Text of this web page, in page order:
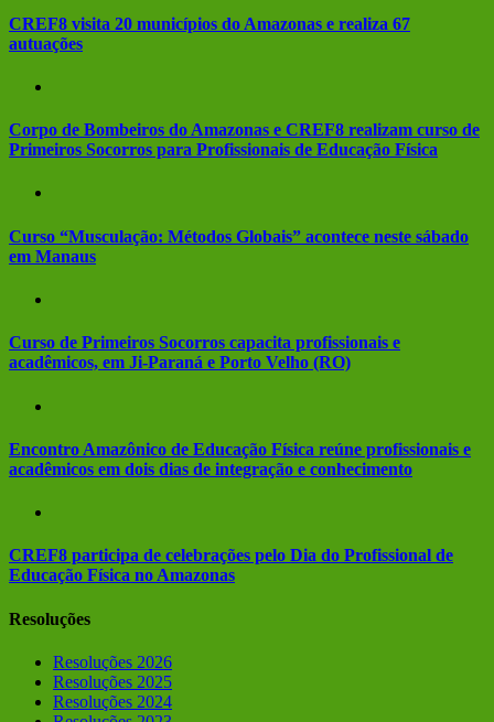
CREF8 visita 20 municípios do Amazonas e realiza 67
autuações
Corpo de Bombeiros do Amazonas e CREF8 realizam curso de
Primeiros Socorros para Profissionais de Educação Física
Curso “Musculação: Métodos Globais” acontece neste sábado
em Manaus
Curso de Primeiros Socorros capacita profissionais e
acadêmicos, em Ji-Paraná e Porto Velho (RO)
Encontro Amazônico de Educação Física reúne profissionais e
acadêmicos em dois dias de integração e conhecimento
CREF8 participa de celebrações pelo Dia do Profissional de
Educação Física no Amazonas
Resoluções
Resoluções 2026
Resoluções 2025
Resoluções 2024